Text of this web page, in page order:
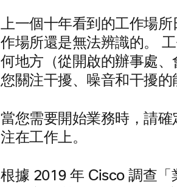
上一個十年看到的工作場
作場所還是無法辨識的。
何地方（從開啟的辦事處
您關注干擾、噪音和干擾的
當您需要開始業務時，請
注在工作上。
根據 2019 年 Cisco 調查